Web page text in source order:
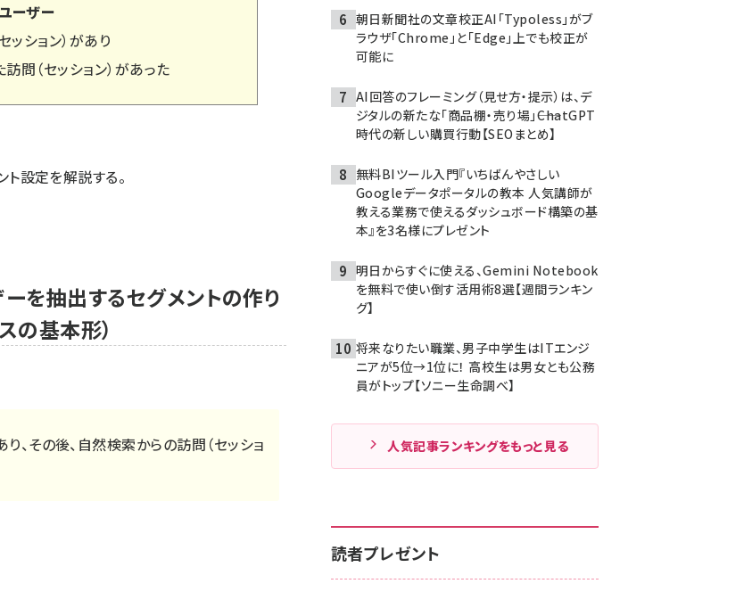
ーザー
ション）があり
問（セッション）があった
設定を解説する。
を抽出するセグメントの作り
の基本形）
、その後、自然検索からの訪問（セッショ
朝日新聞社の文章校正AI「Typoless」がブ
ラウザ「Chrome」と「Edge」上でも校正が
可能に
AI回答のフレーミング（見せ方・提示）は、デ
ジタルの新たな「商品棚・売り場」――ChatGPT
時代の新しい購買行動【SEOまとめ】
無料BIツール入門『いちばんやさしい
Googleデータポータルの教本 人気講師が
教える業務で使えるダッシュボード構築の基
本』を3名様にプレゼント
明日からすぐに使える、Gemini Notebook
を無料で使い倒す活用術8選【週間ランキン
グ】
将来なりたい職業、男子中学生はITエンジ
ニアが5位→1位に！ 高校生は男女とも公務
員がトップ【ソニー生命調べ】
人気記事ランキングをもっと見る
読者プレゼント